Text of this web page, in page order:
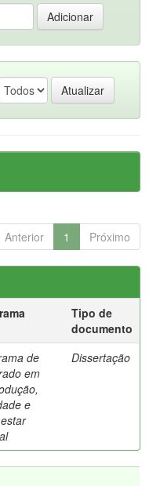
Anterior 1 Próximo
Tipo de
documento
de
em
e
Dissertação